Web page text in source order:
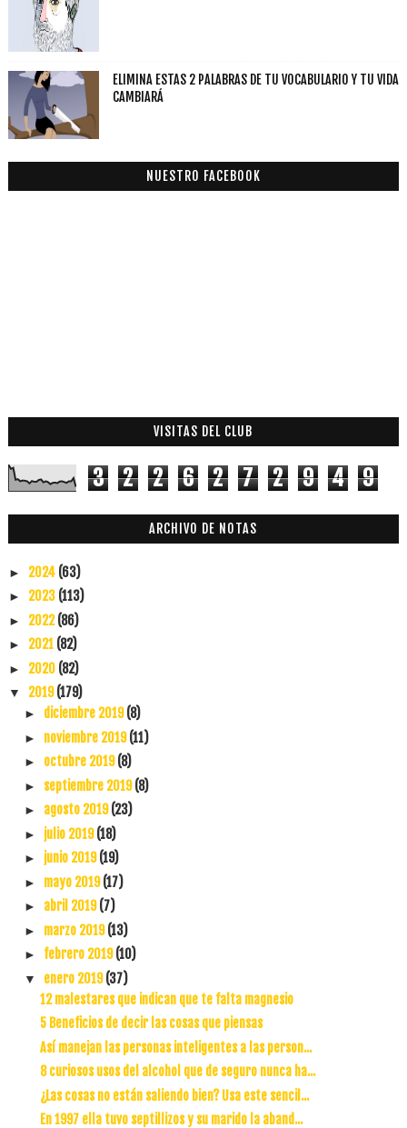
ELIMINA ESTAS 2 PALABRAS DE TU VOCABULARIO Y TU VIDA
CAMBIARÁ
NUESTRO FACEBOOK
VISITAS DEL CLUB
3 2 2 6 2 7 2 9 4 9
ARCHIVO DE NOTAS
► 2024 (63)
► 2023 (113)
► 2022(86)
► 2021 (82)
► 2020 (82)
▼ 2019(179)
► diciembre 2019(8)
► noviembre 2019(11)
► octubre 2019(8)
► septiembre 2019(8)
► agosto 2019(23)
► julio 2019(18)
► junio 2019(19)
► mayo 2019(17)
► abril 2019(7)
► marzo 2019(13)
► febrero 2019(10)
▼ enero 2019(37)
12 malestares que indican que te falta magnesio
5 Beneficios de decir las cosas que piensas
Así manejan las personas inteligentes a las person...
8 curiosos usos del alcohol que de seguro nunca ha...
¿Las cosas no están saliendo bien? Usa este sencil...
En 1997 ella tuvo septillizos y su marido la aband...